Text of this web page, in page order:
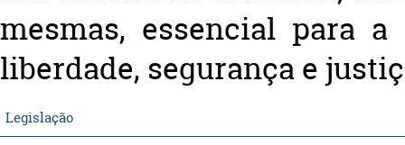
mesmas, essencial para
liberdade, segurança e
Legislação